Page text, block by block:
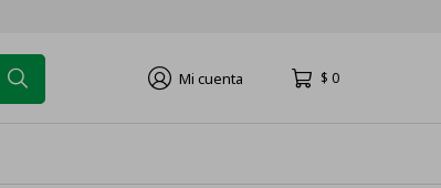
$ 0